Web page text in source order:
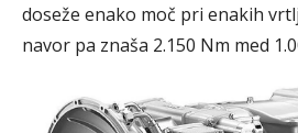
doseže enako moč pri enakih
navor pa znaša 2.150 Nm med